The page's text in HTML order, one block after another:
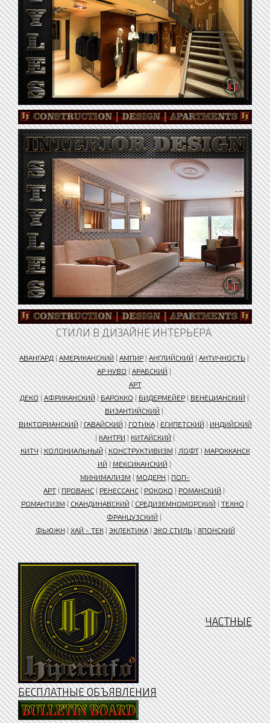
СТИЛИ В ДИЗАЙНЕ ИНТЕРЬЕРА
АВАНГАРД|АМЕРИКАНСКИЙ|АМПИР|АНГЛИЙСКИЙ|АНТИЧНОСТЬ|
АР НУВО|АРАБСКИЙ|
АРТ
ДЕКО|АФРИКАНСКИЙ|БАРОККО|БИДЕРМЕЙЕР|ВЕНЕЦИАНСКИЙ|
ВИЗАНТИЙСКИЙ|
ВИКТОРИАНСКИЙ|ГАВАЙСКИЙ|ГОТИКА|ЕГИПЕТСКИЙ|ИНДИЙСКИЙ
|КАНТРИ|КИТАЙСКИЙ|
КИТЧ|КОЛОНИАЛЬНЫЙ|КОНСТРУКТИВИЗМ|ЛОФТ|МАРОККАНСК
ИЙ|МЕКСИКАНСКИЙ|
МИНИМАЛИЗМ|МОДЕРН|ПОП-
АРТ|ПРОВАНС|РЕНЕССАНС|РОКОКО|РОМАНСКИЙ|
РОМАНТИЗМ|СКАНДИНАВСКИЙ|СРЕДИЗЕМНОМОРСКИЙ|ТЕХНО|
ФРАНЦУЗСКИЙ|
ФЬЮЖН|ХАЙ - ТЕК|ЭКЛЕКТИКА|ЭКО СТИЛЬ|ЯПОНСКИЙ
ЧАСТНЫЕ
БЕСПЛАТНЫЕ ОБЪЯВЛЕНИЯ